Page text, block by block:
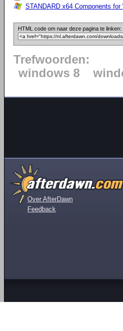
STANDARD x64 Components for
HTML code om naar deze pagina te linken:
Trefwoorden:
windows 8
Over AfterDawn
Feedback